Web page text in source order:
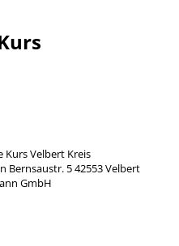
Kurs Velbert Kreis
Bernsaustr. 5 42553 Velbert
GmbH